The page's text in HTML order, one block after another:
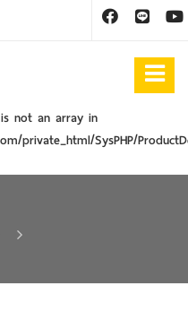
not an array in
private_html/SysPHP/